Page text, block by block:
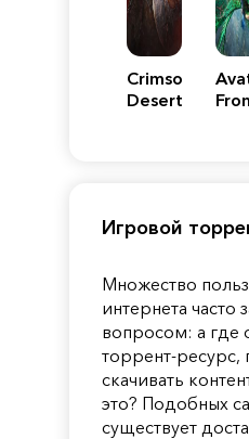
Crimson
Desert
Игровой
Множество
интернета часто
вопросом: а где
торрент-
скачивать
это? Подобных
существует